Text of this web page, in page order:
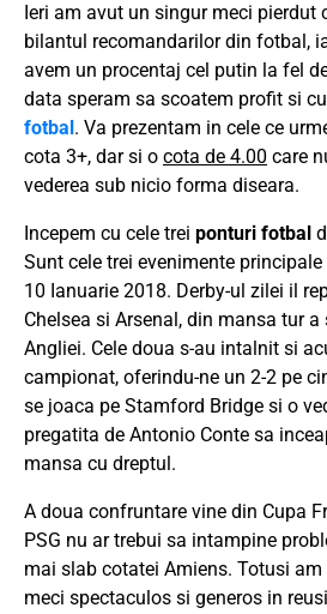
Ieri am avut un singur meci pierdut
bilantul recomandarilor din fotbal,
avem un procentaj cel putin la fel
data speram sa scoatem profit si cu
fotbal . Va prezentam in cele ce
cota 3+, dar si o cota de 4.00 care
vederea sub nicio forma diseara.
Incepem cu cele trei ponturi fotbal
Sunt cele trei evenimente
10 Ianuarie 2018. Derby-ul zilei il
Chelsea si Arsenal, din mansa tur
Angliei. Cele doua s-au intalnit si
campionat, oferindu-ne un 2-2 pe
se joaca pe Stamford Bridge si o
pregatita de Antonio Conte sa
mansa cu dreptul.
A doua confruntare vine din Cupa
PSG nu ar trebui sa intampine
mai slab cotatei Amiens. Totusi
meci spectaculos si generos in